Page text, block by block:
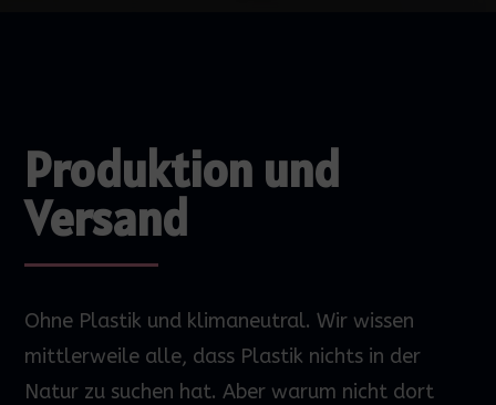
Produktion und
Versand
Ohne Plastik und klimaneutral. Wir wissen
mittlerweile alle, dass Plastik nichts in der
Natur zu suchen hat. Aber warum nicht dort